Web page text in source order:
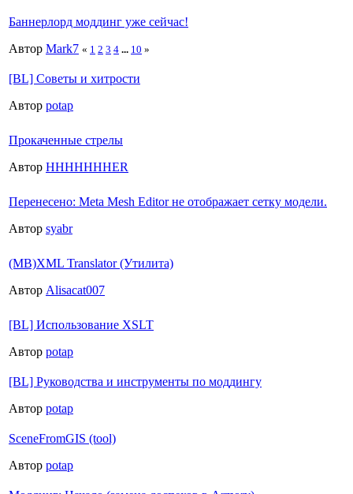
Баннерлорд моддинг уже сейчас!
Автор Mark7 « 1 2 3 4 ... 10 »
[BL] Советы и хитрости
Автор potap
Прокаченные стрелы
Автор HHHHHHHER
Перенесено: Meta Mesh Editor не отображает сетку модели.
Автор syabr
(MB)XML Translator (Утилита)
Автор Alisacat007
[BL] Использование XSLT
Автор potap
[BL] Руководства и инструменты по моддингу
Автор potap
SceneFromGIS (tool)
Автор potap